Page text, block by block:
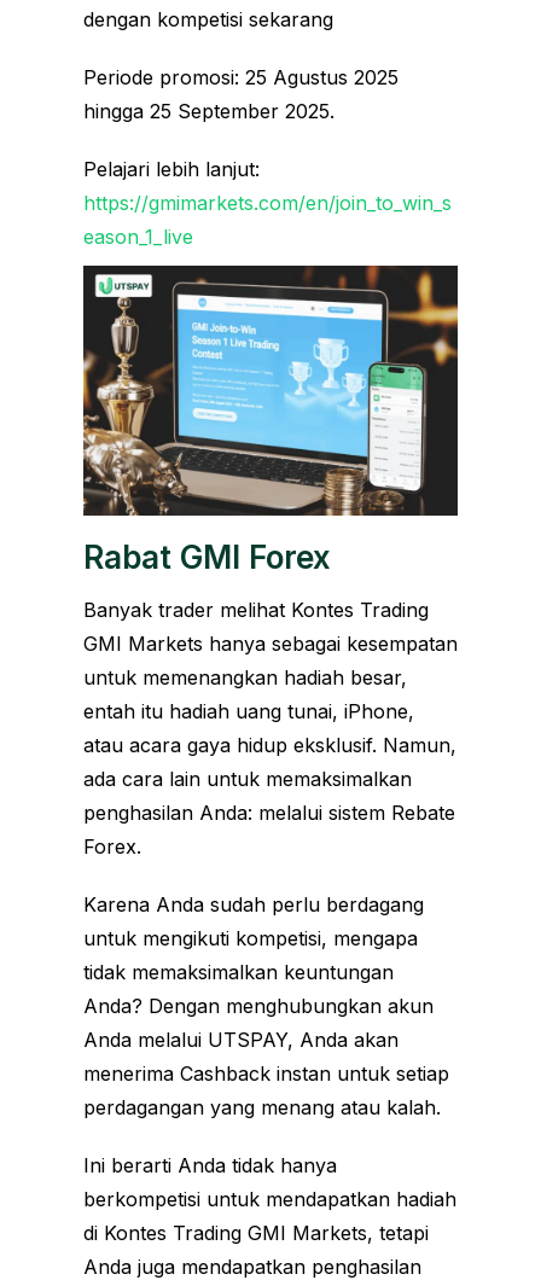
dengan kompetisi sekarang
Periode promosi: 25 Agustus 2025
hingga 25 September 2025.
Pelajari lebih lanjut:
https://gmimarkets.com/en/join_to_win_s
eason_1_live
Rabat GMI Forex
Banyak trader melihat Kontes Trading
GMI Markets hanya sebagai kesempatan
untuk memenangkan hadiah besar,
entah itu hadiah uang tunai, iPhone,
atau acara gaya hidup eksklusif. Namun,
ada cara lain untuk memaksimalkan
penghasilan Anda: melalui sistem Rebate
Forex.
Karena Anda sudah perlu berdagang
untuk mengikuti kompetisi, mengapa
tidak memaksimalkan keuntungan
Anda? Dengan menghubungkan akun
Anda melalui UTSPAY, Anda akan
menerima Cashback instan untuk setiap
perdagangan yang menang atau kalah.
Ini berarti Anda tidak hanya
berkompetisi untuk mendapatkan hadiah
di Kontes Trading GMI Markets, tetapi
Anda juga mendapatkan penghasilan